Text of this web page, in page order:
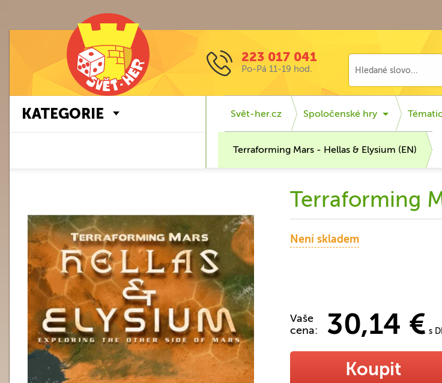
223 017 041
Po-Pá 11-19 hod.
KATEGORIE Svět-her.cz Spoločenské hry
Terraforming Mars - Hellas & Elysium (EN)
Terraforming
Vaše
cena:
30,14 € s
Není skladem
Koupit